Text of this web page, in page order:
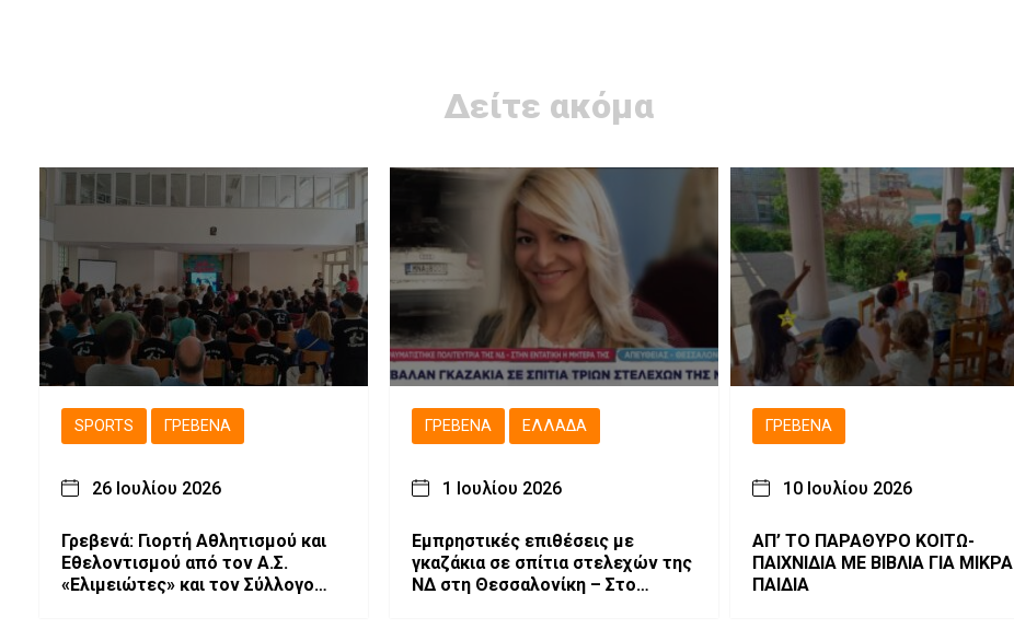
Δείτε ακόμα
SPORTS ΓΡΕΒΕΝΆ
26 Ιουλίου 2026
Γρεβενά: Γιορτή Αθλητισμού και
Εθελοντισμού από τον Α.Σ.
«Ελιμειώτες» και τον Σύλλογο
ΓΡΕΒΕΝΆ ΕΛΛΆΔΑ
1 Ιουλίου 2026
Εμπρηστικές επιθέσεις με
γκαζάκια σε σπίτια στελεχών της
ΝΔ στη Θεσσαλονίκη – Στο
ΓΡΕΒΕΝΆ
10 Ιουλίου 2026
ΑΠ’ ΤΟ ΠΑΡΑΘΥΡΟ ΚΟΙΤΩ-
ΠΑΙΧΝΙΔΙΑ ΜΕ ΒΙΒΛΙΑ ΓΙΑ ΜΙΚΡΑ
ΠΑΙΔΙΑ